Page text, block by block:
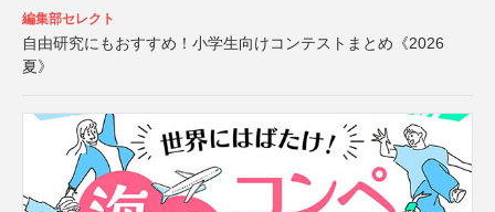
編集部セレクト
自由研究にもおすすめ！小学生向けコンテストまとめ《2026
夏》